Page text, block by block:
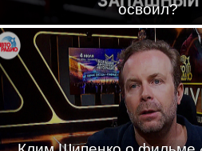
освоил?